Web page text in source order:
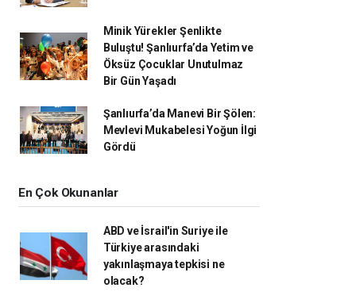
Minik Yürekler Şenlikte
Buluştu! Şanlıurfa’da Yetim ve
Öksüz Çocuklar Unutulmaz
Bir Gün Yaşadı
Şanlıurfa’da Manevi Bir Şölen:
Mevlevi Mukabelesi Yoğun İlgi
Gördü
En Çok Okunanlar
ABD ve İsrail'in Suriye ile
Türkiye arasındaki
yakınlaşmaya tepkisi ne
olacak?